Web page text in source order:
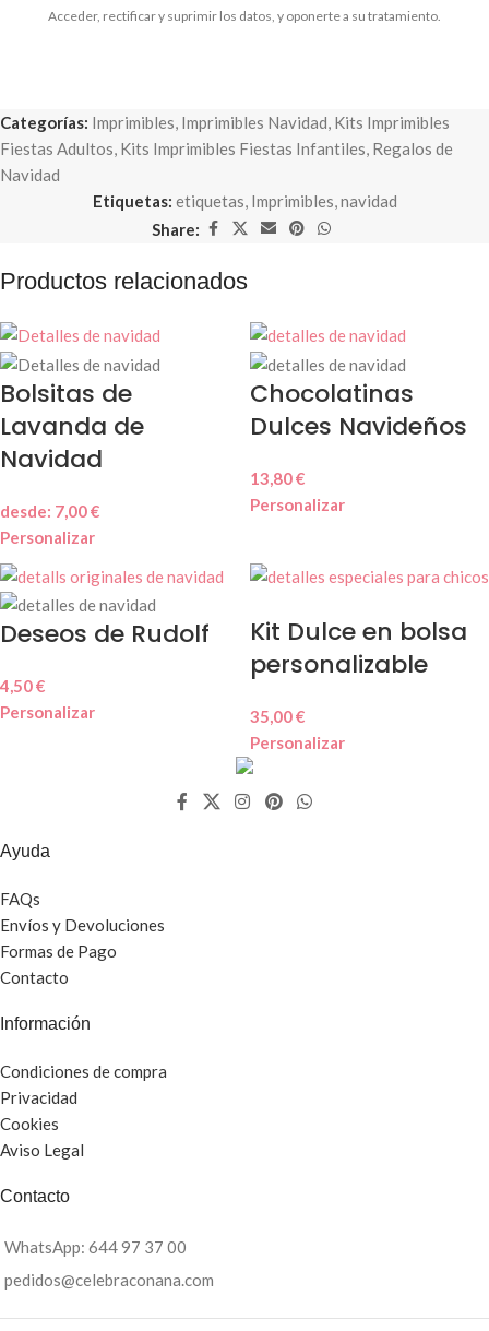
Acceder, rectificar y suprimir los datos, y oponerte a su tratamiento.
Categorías: Imprimibles, Imprimibles Navidad, Kits Imprimibles
Fiestas Adultos, Kits Imprimibles Fiestas Infantiles, Regalos de
Navidad
Etiquetas: etiquetas, Imprimibles,navidad
Share:
Productos relacionados
Bolsitas de
Lavanda de
Navidad
desde: 7,00€
Personalizar
Chocolatinas
Dulces Navideños
13,80€
Personalizar
Deseos de Rudolf
4,50€
Personalizar
Kit Dulce en bolsa
personalizable
35,00€
Personalizar
Ayuda
FAQs
Envíos y Devoluciones
Formas de Pago
Contacto
Información
Condiciones de compra
Privacidad
Cookies
Aviso Legal
Contacto
WhatsApp: 644 97 37 00
pedidos@celebraconana.com